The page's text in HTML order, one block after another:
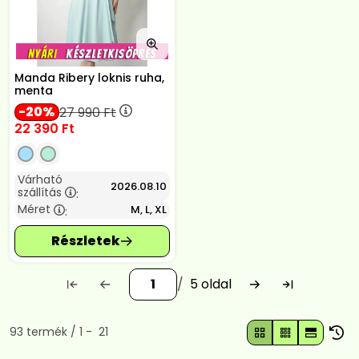
Manda Ribery loknis ruha,
menta
20 27 990Ft
22 390 Ft
Várható
szállítás
: 2026.08.10
Méret : M, L, XL
5
Összes termék a kategóriában
93 termék 1 21